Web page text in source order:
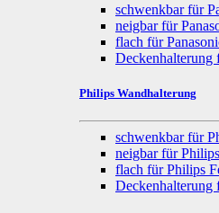
schwenkbar für
neigbar für
flach für
Deckenhalterung
Philips Wandhalterung
schwenkbar für
neigbar für
flach für Philips